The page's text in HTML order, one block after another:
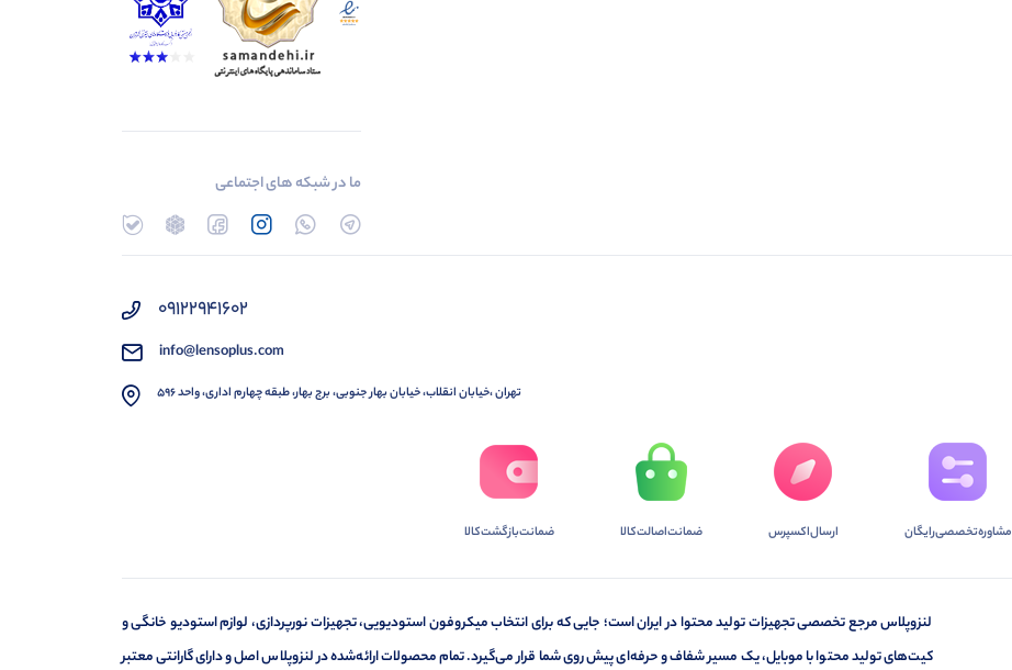
ما در شبکه های اجتماعی
۰۹۱۲۲۹۴۱۶۰۲
info@lensoplus.com
تهران ،خیابان انقلاب، خیابان بهار جنوبی، برج بهار، طبقه چهارم اداری، واحد ۵۹۶
مشاوره‌تخصصی‌رایگان ارسال‌اکسپرس ضمانت‌اصالت‌کالا ضمانت‌بازگشت‌کالا
لنزوپلاس مرجع تخصصی تجهیزات تولید محتوا در ایران است؛ جایی که برای انتخاب میکروفون استودیویی، تجهیزات نورپردازی، لوازم استودیو خانگی و
کیت‌های تولید محتوا با موبایل، یک مسیر شفاف و حرفه‌ای پیش روی شما قرار می‌گیرد. تمام محصولات ارائه‌شده در لنزوپلاس اصل و دارای گارانتی معتبر